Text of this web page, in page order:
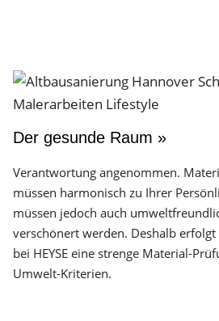
Der gesunde Raum »
Verantwortung angenommen.
müssen harmonisch zu Ihrer
müssen jedoch auch
verschönert werden. Deshalb
bei HEYSE eine strenge Material-
Umwelt-Kriterien.